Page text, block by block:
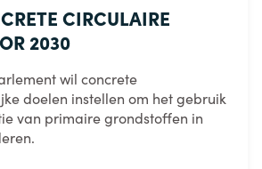
CIRCULAIRE
2030
wil concrete
doelen instellen om het gebruik
van primaire grondstoffen in